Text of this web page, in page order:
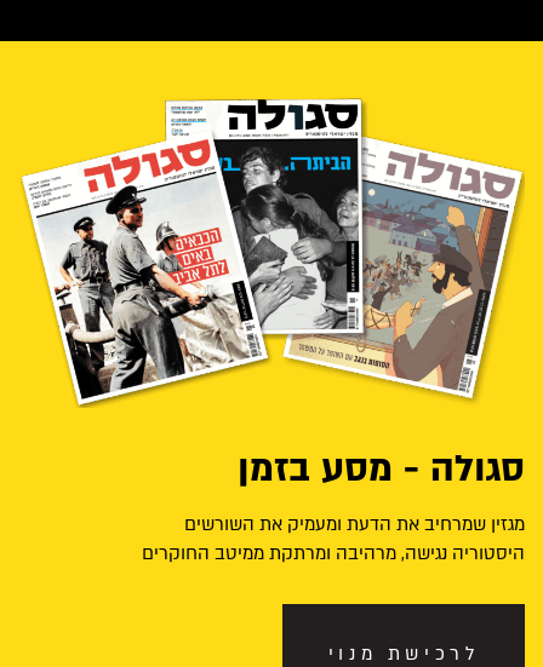
סגולה - מסע בזמן
מגזין שמרחיב את הדעת ומעמיק את השורשים
היסטוריה נגישה, מרהיבה ומרתקת ממיטב החוקרים
לרכישת מנוי